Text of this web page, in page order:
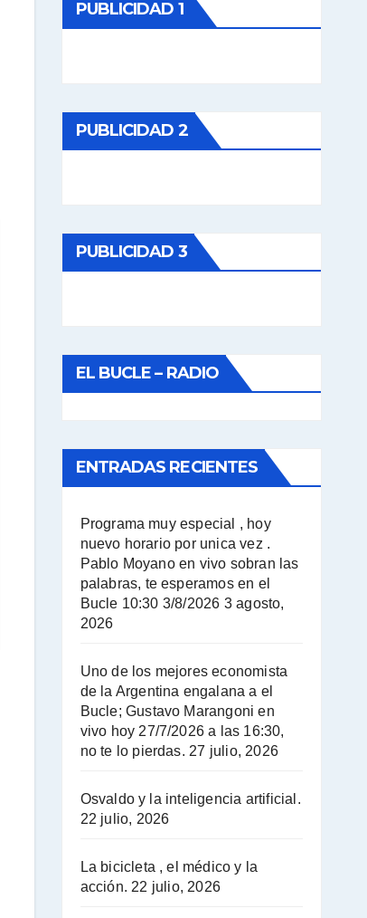
PUBLICIDAD 1
PUBLICIDAD 2
PUBLICIDAD 3
EL BUCLE – RADIO
ENTRADAS RECIENTES
Programa muy especial , hoy
nuevo horario por unica vez .
Pablo Moyano en vivo sobran las
palabras, te esperamos en el
Bucle 10:30 3/8/2026 3 agosto,
2026
Uno de los mejores economista
de la Argentina engalana a el
Bucle; Gustavo Marangoni en
vivo hoy 27/7/2026 a las 16:30,
no te lo pierdas. 27 julio, 2026
Osvaldo y la inteligencia artificial.
22 julio, 2026
La bicicleta , el médico y la
acción. 22 julio, 2026